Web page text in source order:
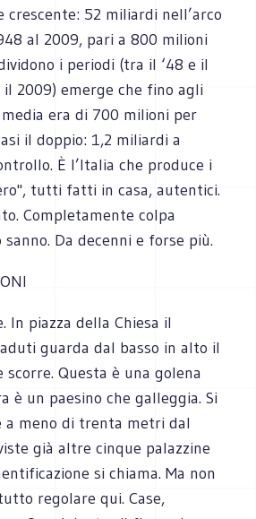
crescente: 52 miliardi nell’arco
al 2009, pari a 800 milioni
i periodi (tra il ‘48 e il
il 2009) emerge che fino agli
era di 700 milioni per
il doppio: 1,2 miliardi a
È l’Italia che produce i
tutti fatti in casa, autentici.
Completamente colpa
Da decenni e forse più.
In piazza della Chiesa il
guarda dal basso in alto il
scorre. Questa è una golena
è un paesino che galleggia. Si
a meno di trenta metri dal
già altre cinque palazzine
si chiama. Ma non
regolare qui. Case,